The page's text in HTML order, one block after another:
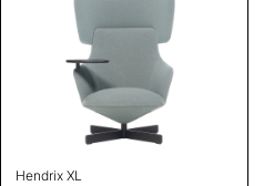
Hendrix XL